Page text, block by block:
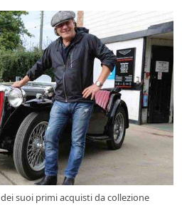
suoi primi acquisti da collezione